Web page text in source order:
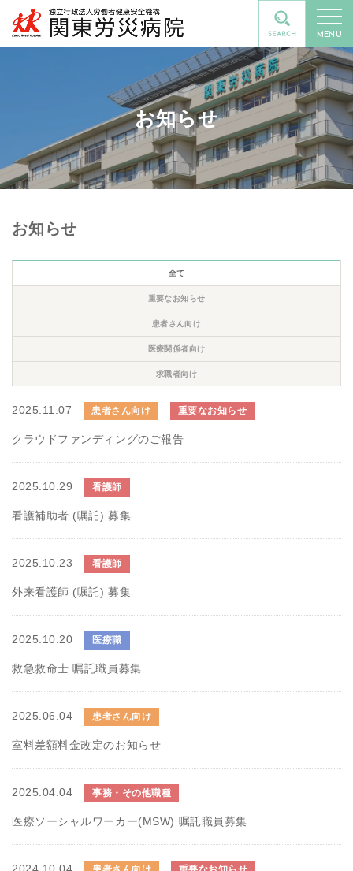
MENU
お知らせ
お知らせ
全て
重要なお知らせ
患者さん向け
医療関係者向け
求職者向け
2025.11.07 患者さん向け 重要なお知らせ
クラウドファンディングのご報告
2025.10.29 看護師
看護補助者 (嘱託) 募集
2025.10.23 看護師
外来看護師 (嘱託) 募集
2025.10.20 医療職
救急救命士 嘱託職員募集
2025.06.04 患者さん向け
室料差額料金改定のお知らせ
2025.04.04 事務・その他職種
医療ソーシャルワーカー(MSW) 嘱託職員募集